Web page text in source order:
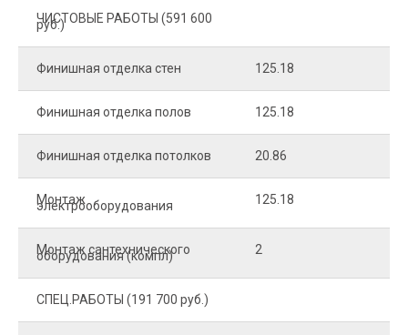
ЧИСТОВЫЕ РАБОТЫ (591 600
руб.)
Финишная отделка стен 125.18
Финишная отделка полов 125.18
Финишная отделка потолков 20.86
Монтаж
электрооборудования 125.18
Монтаж сантехнического
оборудования (компл) 2
СПЕЦ.РАБОТЫ (191 700 руб.)